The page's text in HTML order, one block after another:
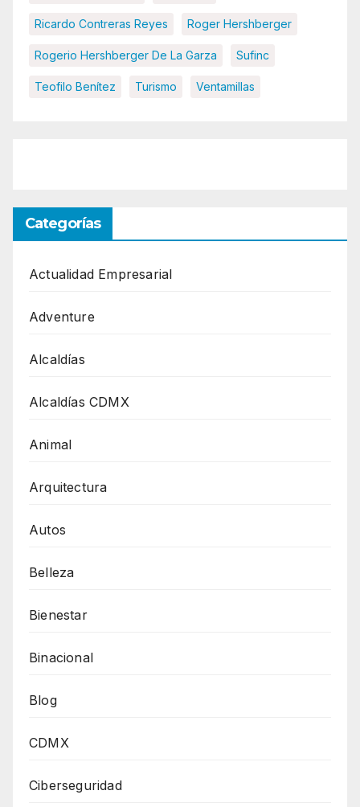
Ricardo Contreras Reyes Roger Hershberger
Rogerio Hershberger De La Garza Sufinc
Teofilo Benítez Turismo Ventamillas
Categorías
Actualidad Empresarial
Adventure
Alcaldías
Alcaldías CDMX
Animal
Arquitectura
Autos
Belleza
Bienestar
Binacional
Blog
CDMX
Ciberseguridad